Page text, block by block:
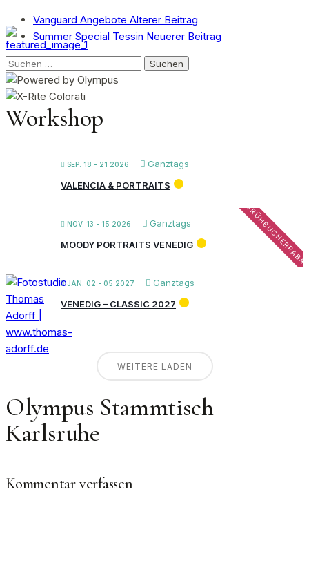
Vanguard Angebote Älterer Beitrag
Summer Special Tessin Neuerer Beitrag
Suchen
nach:
Workshop
SEP. 18 - 21 2026
Ganztags
VALENCIA & PORTRAITS
NOV. 13 - 15 2026 Ganztags
MOODY PORTRAITS VENEDIG
JAN. 02 - 05 2027
Ganztags
VENEDIG – CLASSIC 2027
WEITERE LADEN
Olympus Stammtisch
Karlsruhe
Kommentar verfassen